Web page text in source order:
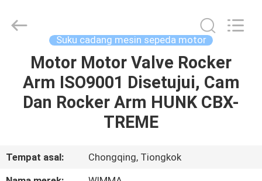
RUMAH
PRODUK
TENTANG
Spare
Parts
Suku cadang mesin sepeda motor
Motor Motor Valve Rocker
Arm ISO9001 Disetujui, Cam
Dan Rocker Arm HUNK CBX-
TREME
Tempat asal:
Chongqing, Tiongkok